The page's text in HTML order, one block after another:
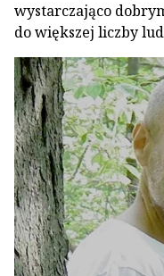
wystarczająco
do większej liczby